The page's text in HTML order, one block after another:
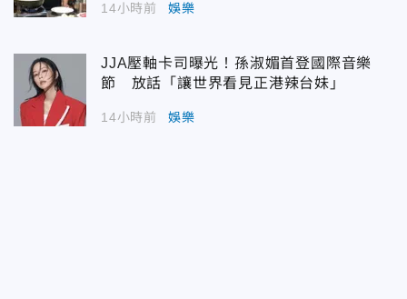
14小時前 娛樂
JJA壓軸卡司曝光！孫淑媚首登國際音樂
節 放話「讓世界看見正港辣台妹」
14小時前 娛樂